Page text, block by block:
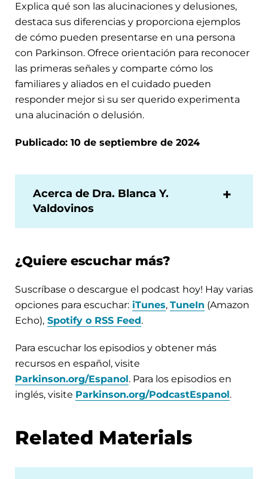
Explica qué son las alucinaciones y delusiones,
destaca sus diferencias y proporciona ejemplos
de cómo pueden presentarse en una persona
con Parkinson. Ofrece orientación para reconocer
las primeras señales y comparte cómo los
familiares y aliados en el cuidado pueden
responder mejor si su ser querido experimenta
una alucinación o delusión.
Publicado: 10 de septiembre de 2024
Acerca de Dra. Blanca Y.
Valdovinos
¿Quiere escuchar más?
Suscríbase o descargue el podcast hoy! Hay varias
opciones para escuchar: iTunes, TuneIn (Amazon
Echo), Spotify o RSS Feed.
Para escuchar los episodios y obtener más
recursos en español, visite
Parkinson.org/Espanol. Para los episodios en
inglés, visite Parkinson.org/PodcastEspanol.
Related Materials